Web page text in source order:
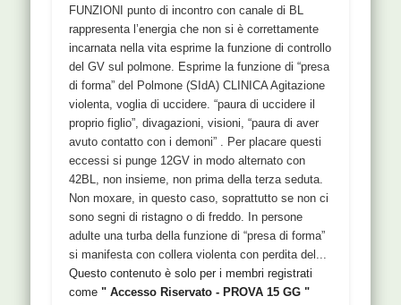
FUNZIONI punto di incontro con canale di BL
rappresenta l’energia che non si è correttamente
incarnata nella vita esprime la funzione di controllo
del GV sul polmone. Esprime la funzione di “presa
di forma” del Polmone (SIdA) CLINICA Agitazione
violenta, voglia di uccidere. “paura di uccidere il
proprio figlio”, divagazioni, visioni, “paura di aver
avuto contatto con i demoni” . Per placare questi
eccessi si punge 12GV in modo alternato con
42BL, non insieme, non prima della terza seduta.
Non moxare, in questo caso, soprattutto se non ci
sono segni di ristagno o di freddo. In persone
adulte una turba della funzione di “presa di forma”
si manifesta con collera violenta con perdita del...
Questo contenuto è solo per i membri registrati
come" Accesso Riservato - PROVA 15 GG "